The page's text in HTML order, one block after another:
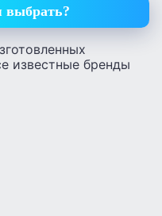
выбрать?
известные бренды